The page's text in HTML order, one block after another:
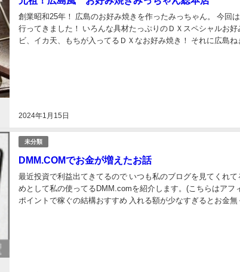
2024年1月15日
創業昭和25年！ 広島のお好み焼きを作ったみっちゃん。 今回
行ってきました！ いろんな具材たっぷりのＤＸスペシャルお
ビ、イカ天、もちが入ってるＤＸなお好み焼き！ それに広島ね
未分類
DMM.COMでお金が増えたお話
最近投資で利益出てきてるので いつも私のブログを見てくれ
めとして私の使ってるDMM.comを紹介します。(こちらはアフィリ広告で
ポイントで稼ぐの結構おすすめ 入れる額が少なすぎるとお金無